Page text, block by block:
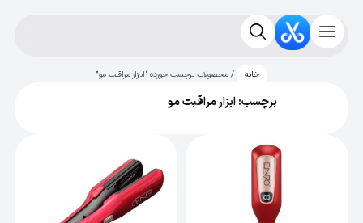
خانه / محصولات برچسب خورده “ابزار مراقبت مو”
برچسب: ابزار مراقبت مو